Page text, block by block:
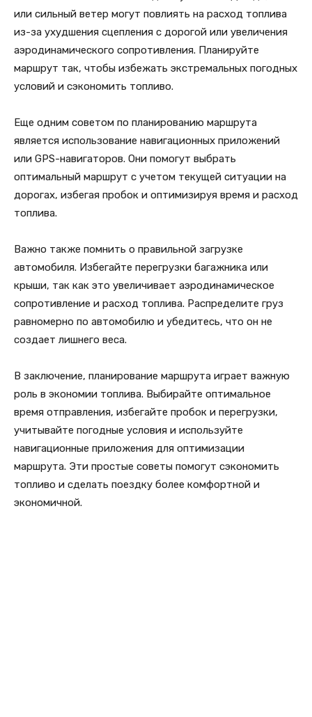
или сильный ветер могут повлиять на расход топлива
из-за ухудшения сцепления с дорогой или увеличения
аэродинамического сопротивления. Планируйте
маршрут так, чтобы избежать экстремальных погодных
условий и сэкономить топливо.
Еще одним советом по планированию маршрута
является использование навигационных приложений
или GPS-навигаторов. Они помогут выбрать
оптимальный маршрут с учетом текущей ситуации на
дорогах, избегая пробок и оптимизируя время и расход
топлива.
Важно также помнить о правильной загрузке
автомобиля. Избегайте перегрузки багажника или
крыши, так как это увеличивает аэродинамическое
сопротивление и расход топлива. Распределите груз
равномерно по автомобилю и убедитесь, что он не
создает лишнего веса.
В заключение, планирование маршрута играет важную
роль в экономии топлива. Выбирайте оптимальное
время отправления, избегайте пробок и перегрузки,
учитывайте погодные условия и используйте
навигационные приложения для оптимизации
маршрута. Эти простые советы помогут сэкономить
топливо и сделать поездку более комфортной и
экономичной.